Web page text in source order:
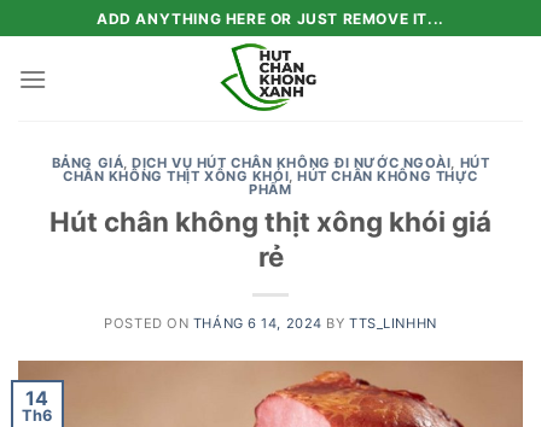
to
content
ADD ANYTHING HERE OR JUST REMOVE IT...
BẢNG GIÁ,DỊCH VỤ HÚT CHÂN KHÔNG ĐI NƯỚC NGOÀI, HÚT
CHÂN KHÔNG THỊT XÔNG KHÓI,HÚT CHÂN KHÔNG THỰC
PHẨM
Hút chân không thịt xông khói giá
rẻ
POSTED ON THÁNG 6 14, 2024 BYTTS_LINHHN
14
Th6